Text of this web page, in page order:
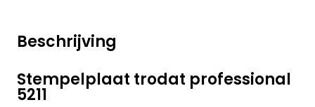
Beschrijving
Stempelplaat trodat professional
5211